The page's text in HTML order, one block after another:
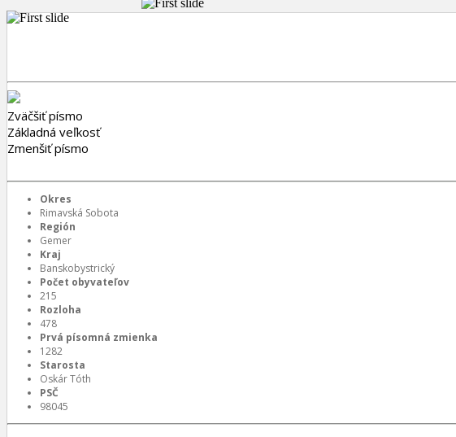
Zväčšiť písmo
Základná veľkosť
Zmenšiť písmo
Okres
Rimavská Sobota
Región
Gemer
Kraj
Banskobystrický
Počet obyvateľov
215
Rozloha
478
Prvá písomná zmienka
1282
Starosta
Oskár Tóth
PSČ
98045